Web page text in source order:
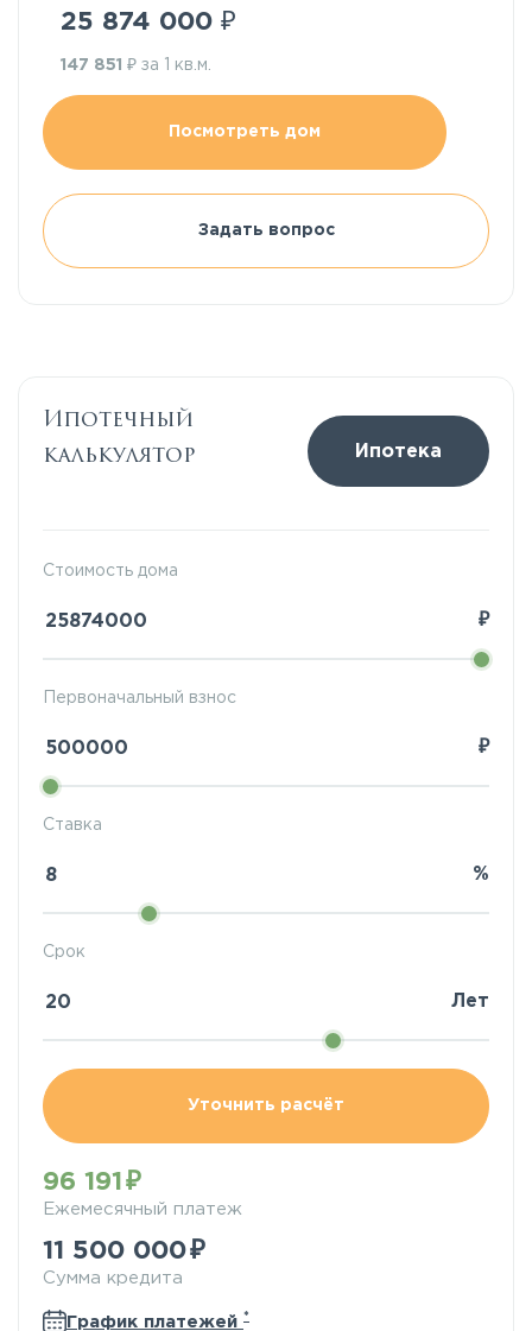
25 874 000 ₽
147 851 ₽ за 1 кв.м.
Посмотреть дом
Задать вопрос
Ипотечный
калькулятор
Ипотека
Стоимость дома
₽
Ставка
%
Первоначальный взнос
₽
Срок
Лет
Уточнить расчёт
96 191
Ежемесячный платеж
11 500 000
Сумма кредита
График платежей *